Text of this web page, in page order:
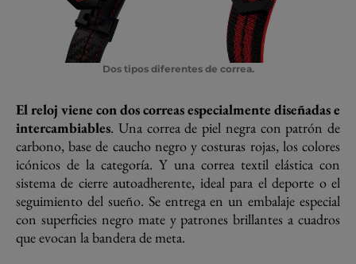
Dos tipos diferentes de correa.
El reloj viene con dos correas especialmente diseñadase
intercambiables. Una correa de piel negra con patrón de
carbono, base de caucho negro y costuras rojas, los colores
icónicos de la categoría. Y una correa textil elástica con
sistema de cierre autoadherente, ideal para el deporte o el
seguimiento del sueño. Se entrega en un embalaje especial
con superficies negro mate y patrones brillantes a cuadros
que evocan la bandera de meta.